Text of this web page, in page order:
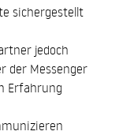
sichergestellt
jedoch
der Messenger
Erfahrung